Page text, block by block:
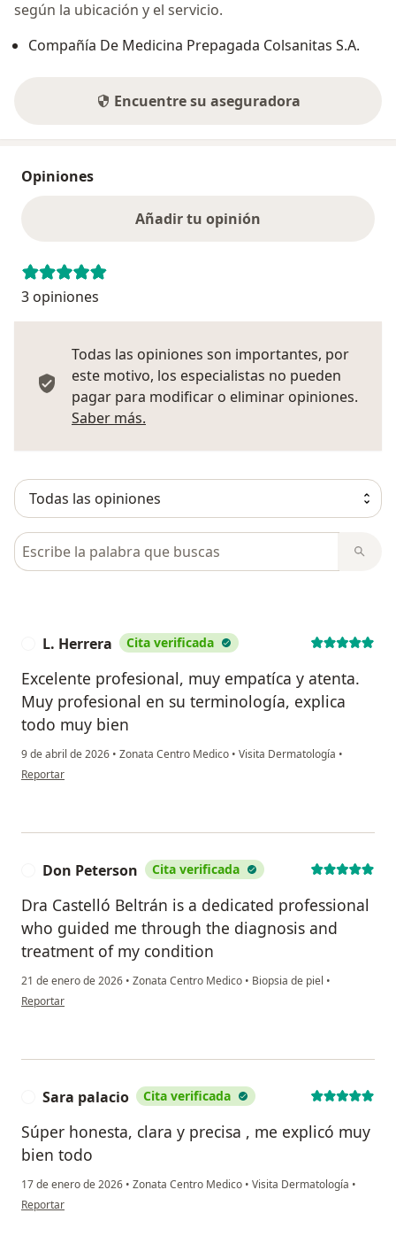
según la ubicación y el servicio.
Compañía De Medicina Prepagada Colsanitas S.A.
Encuentre su aseguradora
Opiniones
Añadir tu opinión
3 opiniones
Todas las opiniones son importantes, por
este motivo, los especialistas no pueden
pagar para modificar o eliminar opiniones.
Saber más.
Busca en opiniones
L. Herrera Cita verificada
Excelente profesional, muy empatíca y atenta.
Muy profesional en su terminología, explica
todo muy bien
9 de abril de 2026 • Zonata Centro Medico • Visita Dermatología •
en opinión del usuario L. Herrera
Reportar
Don Peterson Cita verificada
Dra Castelló Beltrán is a dedicated professional
who guided me through the diagnosis and
treatment of my condition
21 de enero de 2026 • Zonata Centro Medico • Biopsia de piel •
en opinión del usuario Don Peterson
Reportar
Sara palacio Cita verificada
Súper honesta, clara y precisa , me explicó muy
bien todo
17 de enero de 2026 • Zonata Centro Medico • Visita Dermatología •
en opinión del usuario Sara palacio
Reportar